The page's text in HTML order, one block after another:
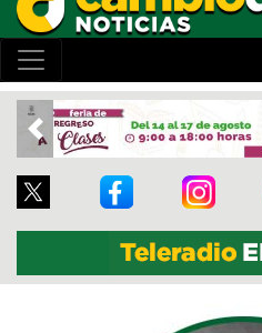
Previous